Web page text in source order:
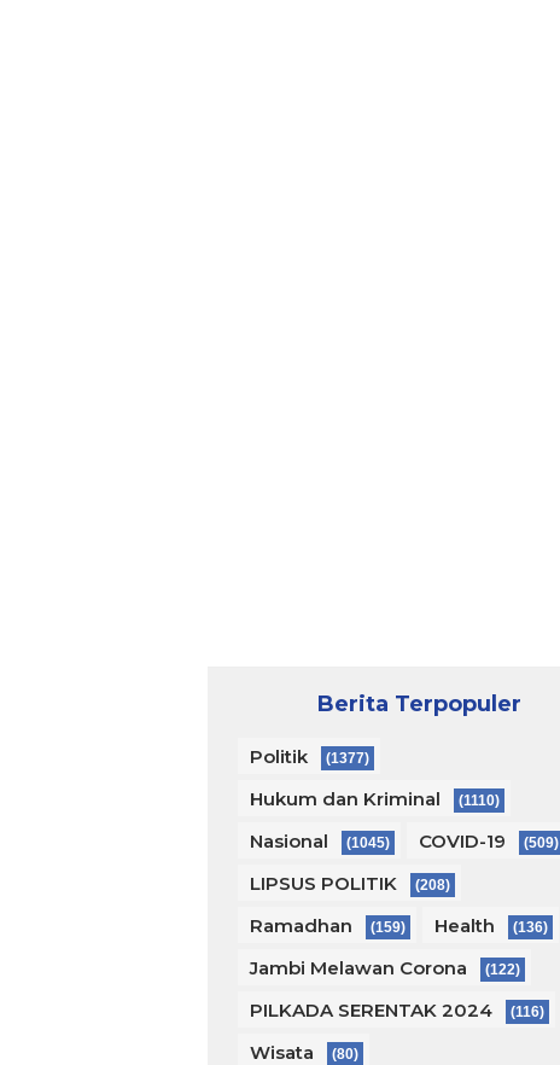
Berita Terpopuler
Politik (1377)
Hukum dan Kriminal (1110)
Nasional (1045) COVID-19 (509)
LIPSUS POLITIK (208)
Ramadhan (159) Health (136)
Jambi Melawan Corona (122)
PILKADA SERENTAK 2024 (116)
Wisata (80)